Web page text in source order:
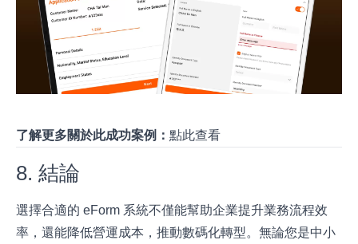
了解更多關於此成功案例：點此查看
8. 結論
選擇合適的 eForm 系統不僅能幫助企業提升業務流程效
率，還能降低營運成本，推動數碼化轉型。無論您是中小